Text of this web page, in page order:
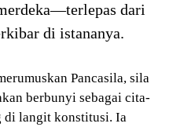
dari
di istananya.
Pancasila, sila
berbunyi sebagai cita-
di langit konstitusi. Ia